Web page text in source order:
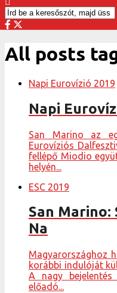
All posts
Napi Eurovízió 2019
Napi
San Marino az
Eurovíziós
fellépő Miodio
helyén...
ESC 2019
San Marino:
Na
Magyarországhoz
korábbi indulóját
A nagy
előadó...